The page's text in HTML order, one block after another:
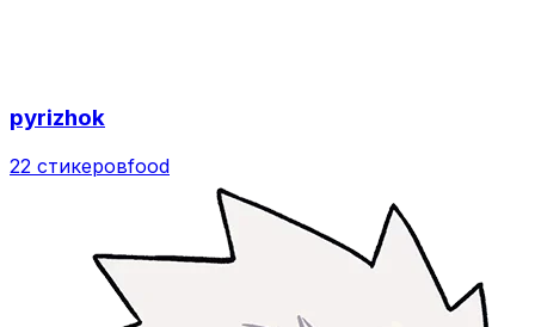
pyrizhok
22 стикеровfood